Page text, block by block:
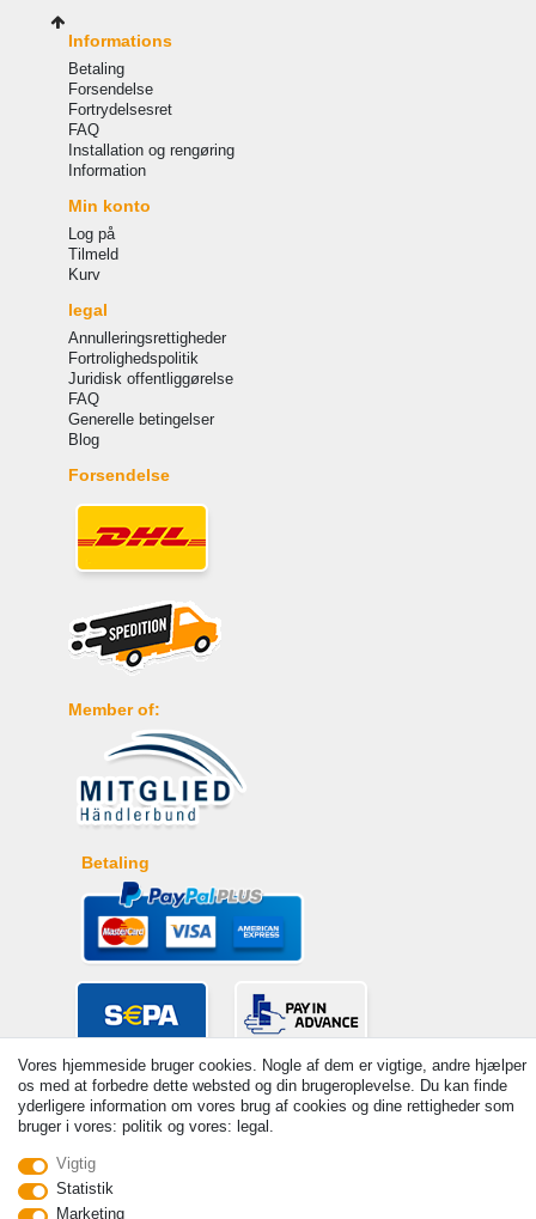
Informations
Betaling
Forsendelse
Fortrydelsesret
FAQ
Installation og rengøring
Information
Min konto
Log på
Tilmeld
Kurv
legal
Annulleringsrettigheder
Fortrolighedspolitik
Juridisk offentliggørelse
FAQ
Generelle betingelser
Blog
Forsendelse
Member of:
Betaling
© Copyright 2026 | Alle rettigheder forbeholdes. - Prices incl. VAT. 19%
VAT Basic prices see article detail | * Applies to deliveries to the UK!
Vores hjemmeside bruger cookies. Nogle af dem er vigtige, andre hjælper
os med at forbedre dette websted og din brugeroplevelse. Du kan finde
yderligere information om vores brug af cookies og dine rettigheder som
bruger i vores: politik og vores: legal.
Vigtig
Statistik
Marketing